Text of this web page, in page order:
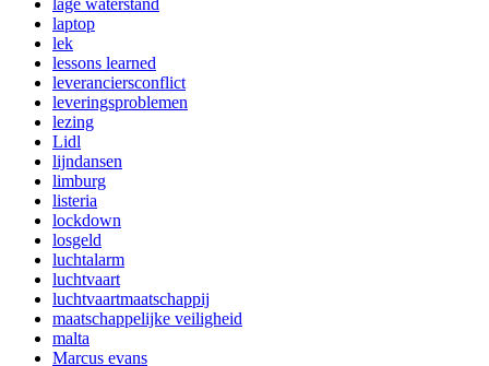
laptop
lek
lessons learned
leveranciersconflict
leveringsproblemen
lezing
Lidl
lijndansen
limburg
listeria
lockdown
losgeld
luchtalarm
luchtvaart
luchtvaartmaatschappij
maatschappelijke veiligheid
malta
Marcus evans